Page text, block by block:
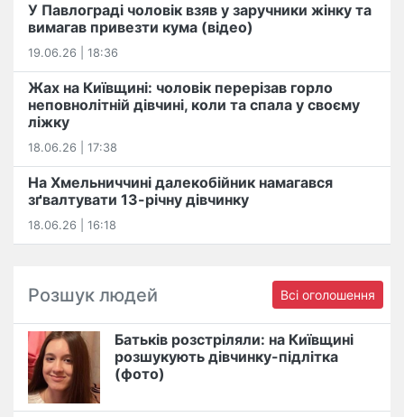
У Павлограді чоловік взяв у заручники жінку та
вимагав привезти кума (відео)
19.06.26 | 18:36
Жах на Київщині: чоловік перерізав горло
неповнолітній дівчині, коли та спала у своєму
ліжку
18.06.26 | 17:38
На Хмельниччині далекобійник намагався
зґвалтувати 13-річну дівчинку
18.06.26 | 16:18
Розшук людей Всі оголошення
Батьків розстріляли: на Київщині
розшукують дівчинку-підлітка
(фото)